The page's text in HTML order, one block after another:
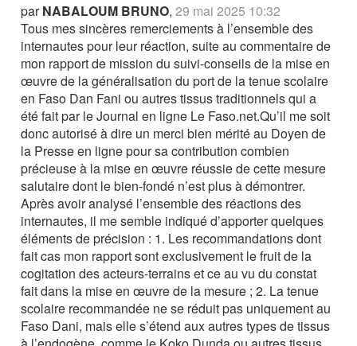
parNABALOUM BRUNO,29 mai 2025 10:32
Tous mes sincères remerciements à l’ensemble des
internautes pour leur réaction, suite au commentaire de
mon rapport de mission du suivi-conseils de la mise en
œuvre de la généralisation du port de la tenue scolaire
en Faso Dan Fani ou autres tissus traditionnels qui a
été fait par le Journal en ligne Le Faso.net.Qu’il me soit
donc autorisé à dire un merci bien mérité au Doyen de
la Presse en ligne pour sa contribution combien
précieuse à la mise en œuvre réussie de cette mesure
salutaire dont le bien-fondé n’est plus à démontrer.
Après avoir analysé l’ensemble des réactions des
internautes, il me semble indiqué d’apporter quelques
éléments de précision : 1. Les recommandations dont
fait cas mon rapport sont exclusivement le fruit de la
cogitation des acteurs-terrains et ce au vu du constat
fait dans la mise en œuvre de la mesure ; 2. La tenue
scolaire recommandée ne se réduit pas uniquement au
Faso Dani, mais elle s’étend aux autres types de tissus